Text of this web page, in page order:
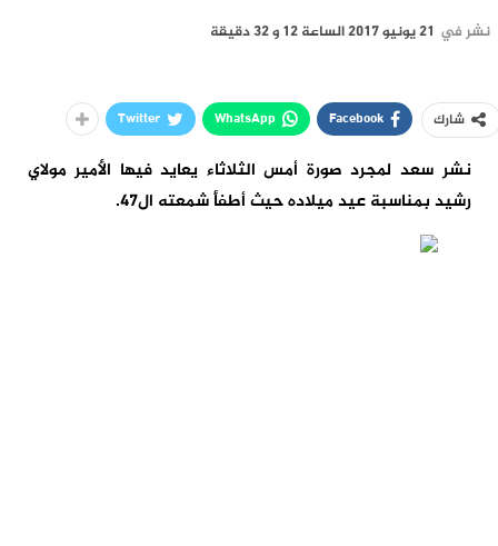
نشر في 21 يونيو 2017 الساعة 12 و 32 دقيقة
شارك Facebook
WhatsApp
Twitter
نشر سعد لمجرد صورة أمس الثلاثاء يعايد فيها الأمير مولاي
رشيد بمناسبة عيد ميلاده حيث أطفأ شمعته ال47.